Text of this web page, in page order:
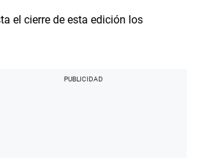
el cierre de esta edición los